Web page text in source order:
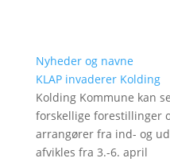
Nyheder og navne
KLAP invaderer Kolding
Kolding Kommune kan
forskellige forestillinger
arrangører fra ind- og
afvikles fra 3.-6. april